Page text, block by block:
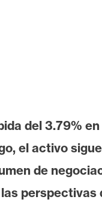
del 3.79%
el activo
de
perspectivas